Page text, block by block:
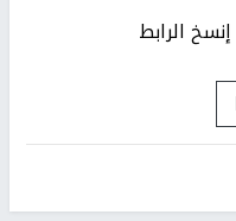
إنسخ الرابط